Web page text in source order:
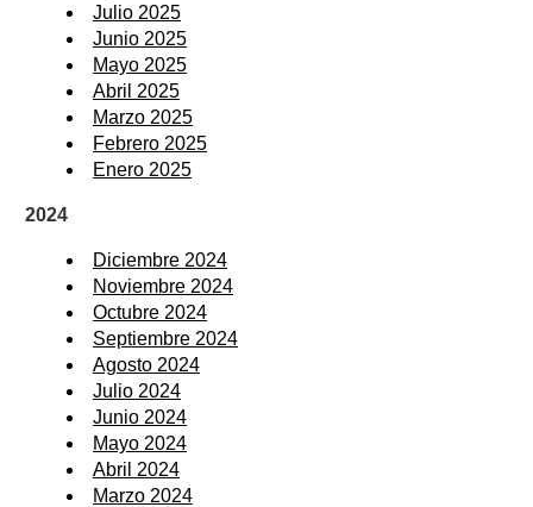
Julio 2025
Junio 2025
Mayo 2025
Abril 2025
Marzo 2025
Febrero 2025
Enero 2025
2024
Diciembre 2024
Noviembre 2024
Octubre 2024
Septiembre 2024
Agosto 2024
Julio 2024
Junio 2024
Mayo 2024
Abril 2024
Marzo 2024